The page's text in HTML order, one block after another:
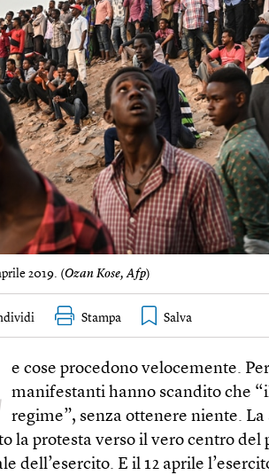
2019. (Ozan Kose, Afp)
Stampa
e cose procedono velocemente.
manifestanti hanno scandito che
regime”, senza ottenere niente.
la protesta verso il vero centro
dell’esercito. E il 12 aprile